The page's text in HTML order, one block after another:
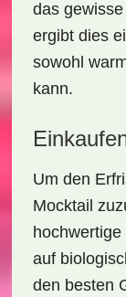
das
ergibt dies
sowohl
kann.
Um den
Mocktail
auf
den besten